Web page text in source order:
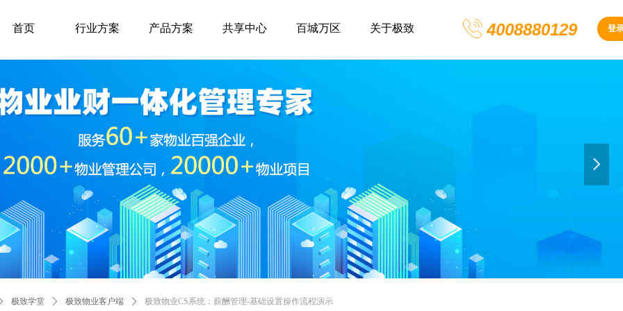
4008880129 登
首页 行业方案 产品方案 共享中心 百城万区 关于极致
넲
极致学堂 ꄲ 极致物业客户端 ꄲ 极致物业CS系统：薪酬管理-基础设置操作流程演示